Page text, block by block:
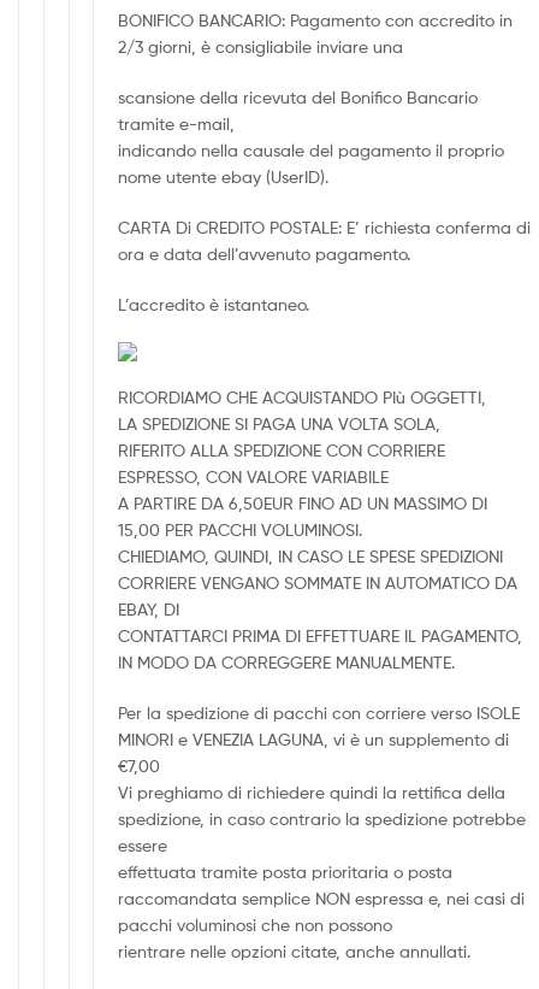
BONIFICO BANCARIO: Pagamento con accredito in
2/3 giorni, è consigliabile inviare una
scansione della ricevuta del Bonifico Bancario
tramite e-mail,
indicando nella causale del pagamento il proprio
nome utente ebay (UserID).
CARTA Di CREDITO POSTALE: E’ richiesta conferma di
ora e data dell’avvenuto pagamento.
L’accredito è istantaneo.
RICORDIAMO CHE ACQUISTANDO PIù OGGETTI,
LA SPEDIZIONE SI PAGA UNA VOLTA SOLA,
RIFERITO ALLA SPEDIZIONE CON CORRIERE
ESPRESSO, CON VALORE VARIABILE
A PARTIRE DA 6,50EUR FINO AD UN MASSIMO DI
15,00 PER PACCHI VOLUMINOSI.
CHIEDIAMO, QUINDI, IN CASO LE SPESE SPEDIZIONI
CORRIERE VENGANO SOMMATE IN AUTOMATICO DA
EBAY, DI
CONTATTARCI PRIMA DI EFFETTUARE IL PAGAMENTO,
IN MODO DA CORREGGERE MANUALMENTE.
Per la spedizione di pacchi con corriere verso ISOLE
MINORI e VENEZIA LAGUNA, vi è un supplemento di
€7,00
Vi preghiamo di richiedere quindi la rettifica della
spedizione, in caso contrario la spedizione potrebbe
essere
effettuata tramite posta prioritaria o posta
raccomandata semplice NON espressa e, nei casi di
pacchi voluminosi che non possono
rientrare nelle opzioni citate, anche annullati.